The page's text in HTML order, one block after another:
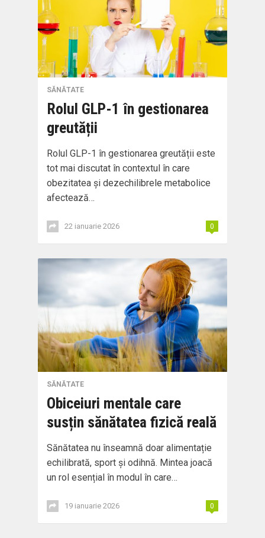
SĂNĂTATE
Rolul GLP-1 în gestionarea
greutății
Rolul GLP-1 în gestionarea greutății este
tot mai discutat în contextul în care
obezitatea și dezechilibrele metabolice
afectează…
22 ianuarie 2026 0
SĂNĂTATE
Obiceiuri mentale care
susțin sănătatea fizică reală
Sănătatea nu înseamnă doar alimentație
echilibrată, sport și odihnă. Mintea joacă
un rol esențial în modul în care…
19 ianuarie 2026 0